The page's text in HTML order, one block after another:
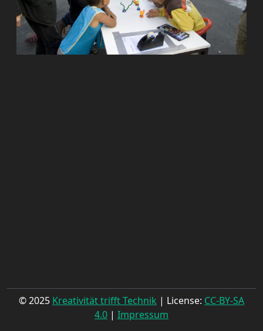
© 2025 Kreativität trifft Technik | License: CC-BY-SA
4.0 | Impressum